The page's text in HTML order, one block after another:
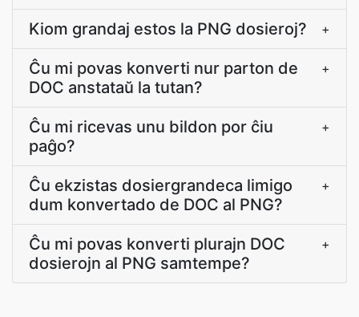
Kiom grandaj estos la PNG dosieroj? +
Ĉu mi povas konverti nur parton de
DOC anstataŭ la tutan?
+
Ĉu mi ricevas unu bildon por ĉiu
paĝo?
+
Ĉu ekzistas dosiergrandeca limigo
dum konvertado de DOC al PNG?
+
Ĉu mi povas konverti plurajn DOC
dosierojn al PNG samtempe?
+